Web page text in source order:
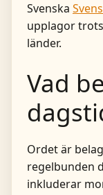
Svenska
upplagor
länder.
Vad
Ordet är
regelbunden
inkluderar